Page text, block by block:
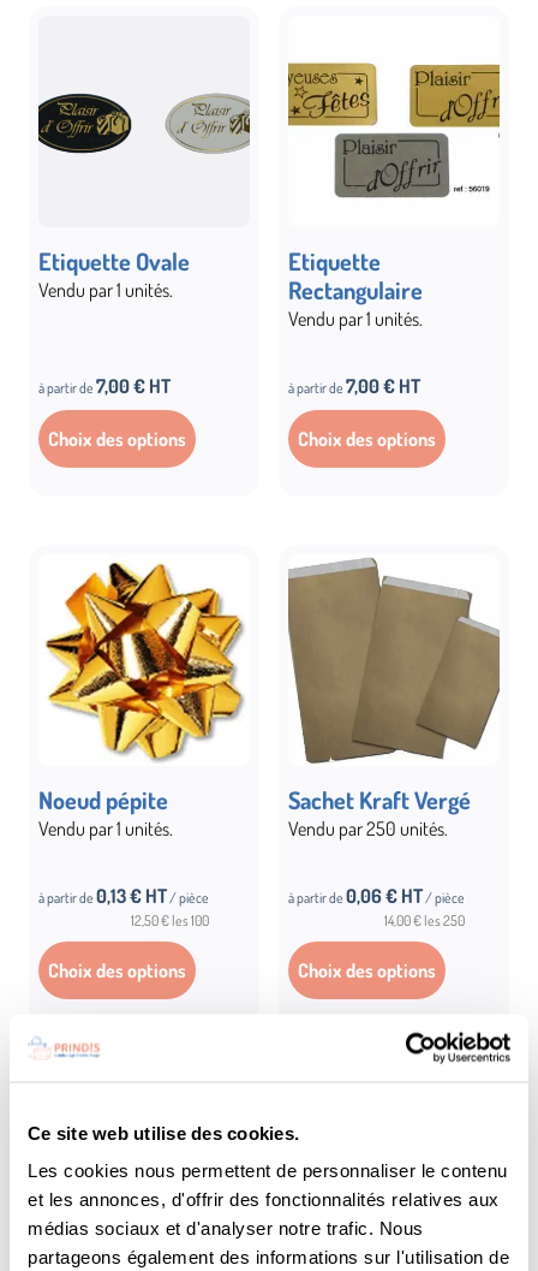
Ce site web utilise des cookies.
Les cookies nous permettent de personnaliser le contenu
et les annonces, d'offrir des fonctionnalités relatives aux
médias sociaux et d'analyser notre trafic. Nous
partageons également des informations sur l'utilisation de
Etiquette Ovale
Vendu par 1 unités.
Choix des options
à partir de 7,00 € HT
Etiquette
Rectangulaire
Vendu par 1 unités.
Choix des options
à partir de 7,00 € HT
Noeud pépite
Vendu par 1 unités.
Choix des options
à partir de 0,13€ HT/ pièce
12,50 € les 100
Sachet Kraft Vergé
Vendu par 250 unités.
Choix des options
à partir de 0,06€ HT/ pièce
14,00 € les 250